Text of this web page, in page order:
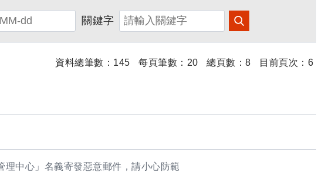
關鍵字
資料總筆數： 145 每頁筆數： 20 總頁數： 8 目前頁次： 6
中心」名義寄發惡意郵件，請小心防範